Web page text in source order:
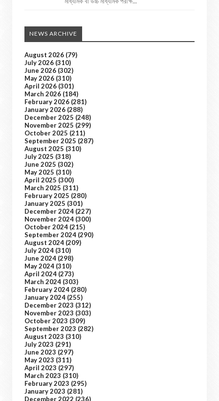
NEWS ARCHIVE
August 2026 (79)
July 2026 (310)
June 2026 (302)
May 2026 (310)
April 2026 (301)
March 2026 (184)
February 2026 (281)
January 2026 (288)
December 2025 (248)
November 2025 (299)
October 2025 (211)
September 2025 (287)
August 2025 (310)
July 2025 (318)
June 2025 (302)
May 2025 (310)
April 2025 (300)
March 2025 (311)
February 2025 (280)
January 2025 (301)
December 2024 (227)
November 2024 (300)
October 2024 (215)
September 2024 (290)
August 2024 (209)
July 2024 (310)
June 2024 (298)
May 2024 (310)
April 2024 (273)
March 2024 (303)
February 2024 (280)
January 2024 (255)
December 2023 (312)
November 2023 (303)
October 2023 (309)
September 2023 (282)
August 2023 (310)
July 2023 (291)
June 2023 (297)
May 2023 (311)
April 2023 (297)
March 2023 (310)
February 2023 (295)
January 2023 (281)
December 2022 (236)